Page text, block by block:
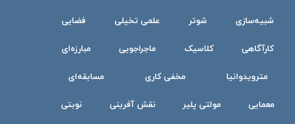
شبیه‌سازی شوتر علمی تخیلی فضایی
کارآگاهی کلاسیک ماجراجویی مبارزه‌ای
مترویدوانیا مخفی کاری مسابقه‌ای
معمایی مولتی پلیر نقش آفرینی نوبتی